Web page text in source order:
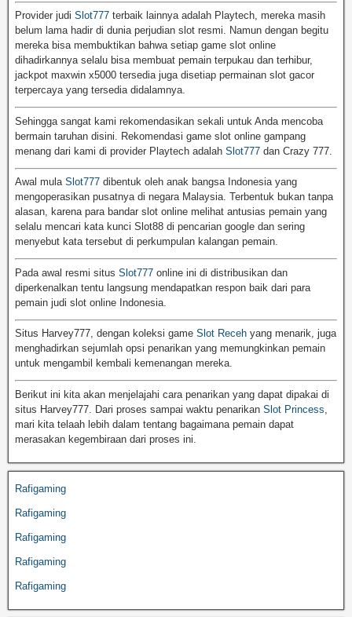
Provider judi Slot777 terbaik lainnya adalah Playtech, mereka masih
belum lama hadir di dunia perjudian slot resmi. Namun dengan begitu
mereka bisa membuktikan bahwa setiap game slot online
dihadirkannya selalu bisa membuat pemain terpukau dan terhibur,
jackpot maxwin x5000 tersedia juga disetiap permainan slot gacor
terpercaya yang tersedia didalamnya.
Sehingga sangat kami rekomendasikan sekali untuk Anda mencoba
bermain taruhan disini. Rekomendasi game slot online gampang
menang dari kami di provider Playtech adalah Slot777 dan Crazy 777.
Awal mula Slot777 dibentuk oleh anak bangsa Indonesia yang
mengoperasikan pusatnya di negara Malaysia. Terbentuk bukan tanpa
alasan, karena para bandar slot online melihat antusias pemain yang
selalu mencari kata kunci Slot88 di pencarian google dan sering
menyebut kata tersebut di perkumpulan kalangan pemain.
Pada awal resmi situs Slot777 online ini di distribusikan dan
diperkenalkan tentu langsung mendapatkan respon baik dari para
pemain judi slot online Indonesia.
Situs Harvey777, dengan koleksi game Slot Receh yang menarik, juga
menghadirkan sejumlah opsi penarikan yang memungkinkan pemain
untuk mengambil kembali kemenangan mereka.
Berikut ini kita akan menjelajahi cara penarikan yang dapat dipakai di
situs Harvey777. Dari proses sampai waktu penarikan Slot Princess
mari kita telaah lebih dalam tentang bagaimana pemain dapat
merasakan kegembiraan dari proses ini.
Rafigaming
Rafigaming
Rafigaming
Rafigaming
Rafigaming